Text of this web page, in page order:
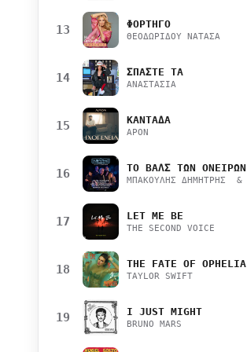
13 ΦΟΡΤΗΓΟ
ΘΕΟΔΩΡΙΔΟΥ ΝΑΤΑΣΑ
14 ΣΠΑΣΤΕ ΤΑ
ΑΝΑΣΤΑΣΙΑ
15 ΚΑΝΤΑΔΑ
APON
16
17 LET ME BE
THE SECOND VOICE
18 THE FATE OF OPHELIA
TAYLOR SWIFT
19 I JUST MIGHT
BRUNO MARS